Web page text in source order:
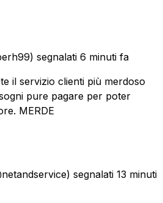
segnalati 6 minuti fa
il servizio clienti più merdoso
pure pagare per poter
MERDE
segnalati 13 minuti